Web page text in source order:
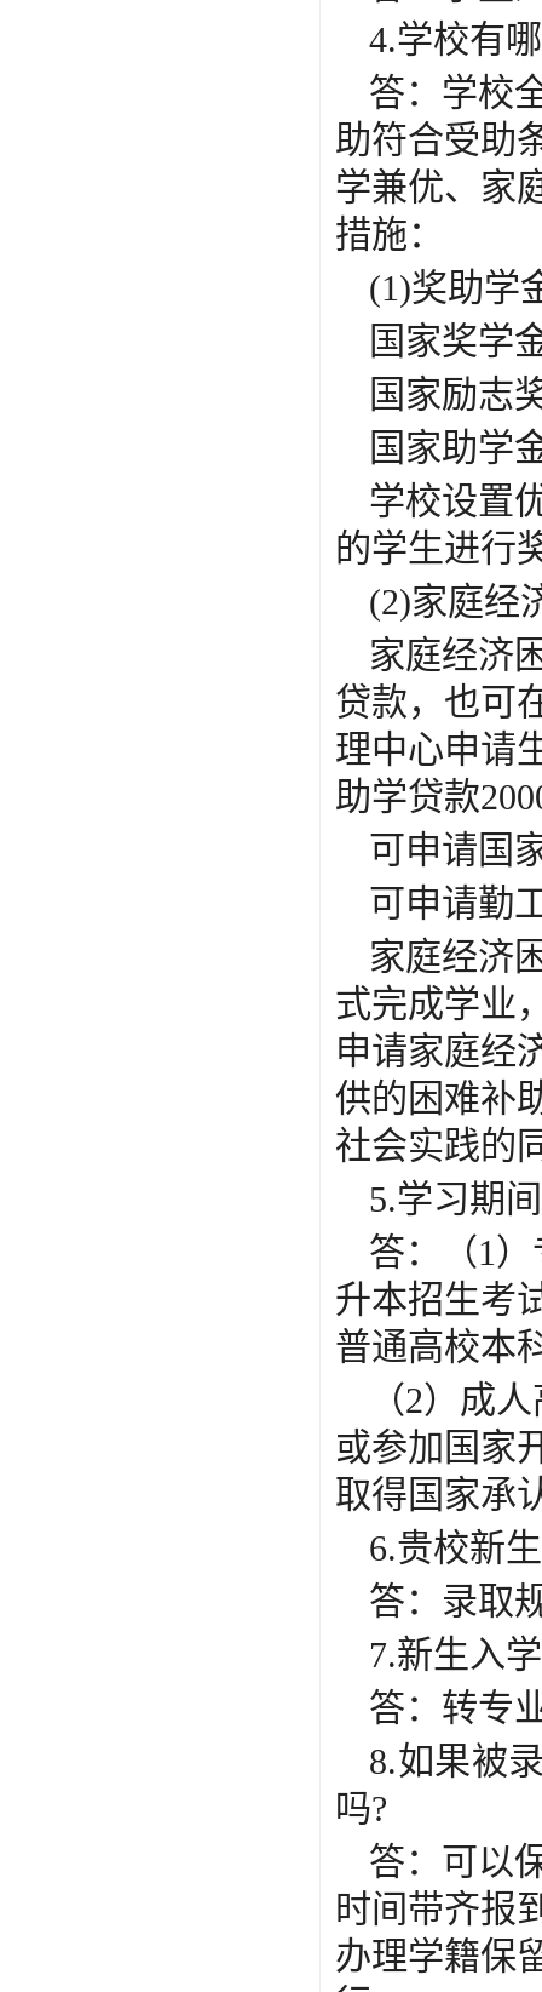
4.学校有
答：学校
助符合受助
学兼优、家
措施：
(1)奖助学
国家奖学
国家励志
国家助学
学校设置
的学生进行
(2)家庭经
家庭经济
贷款，也可
理中心申请
助学贷款
可申请国
可申请勤
家庭经济
式完成学业
申请家庭经
供的困难补
社会实践的
5.学习期
答：（1
升本招生考
普通高校本
（2）成
或参加国家
取得国家承
6.贵校新
答：录取
7.新生入
答：转专
8.如果被
吗?
答：可以
时间带齐报
办理学籍保